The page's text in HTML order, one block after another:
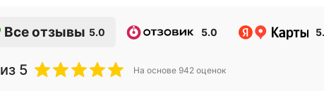
Все отзывы 5.0 5.0
из 5 На основе 942 оценок